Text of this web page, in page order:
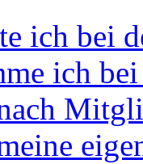
ich bei
ich